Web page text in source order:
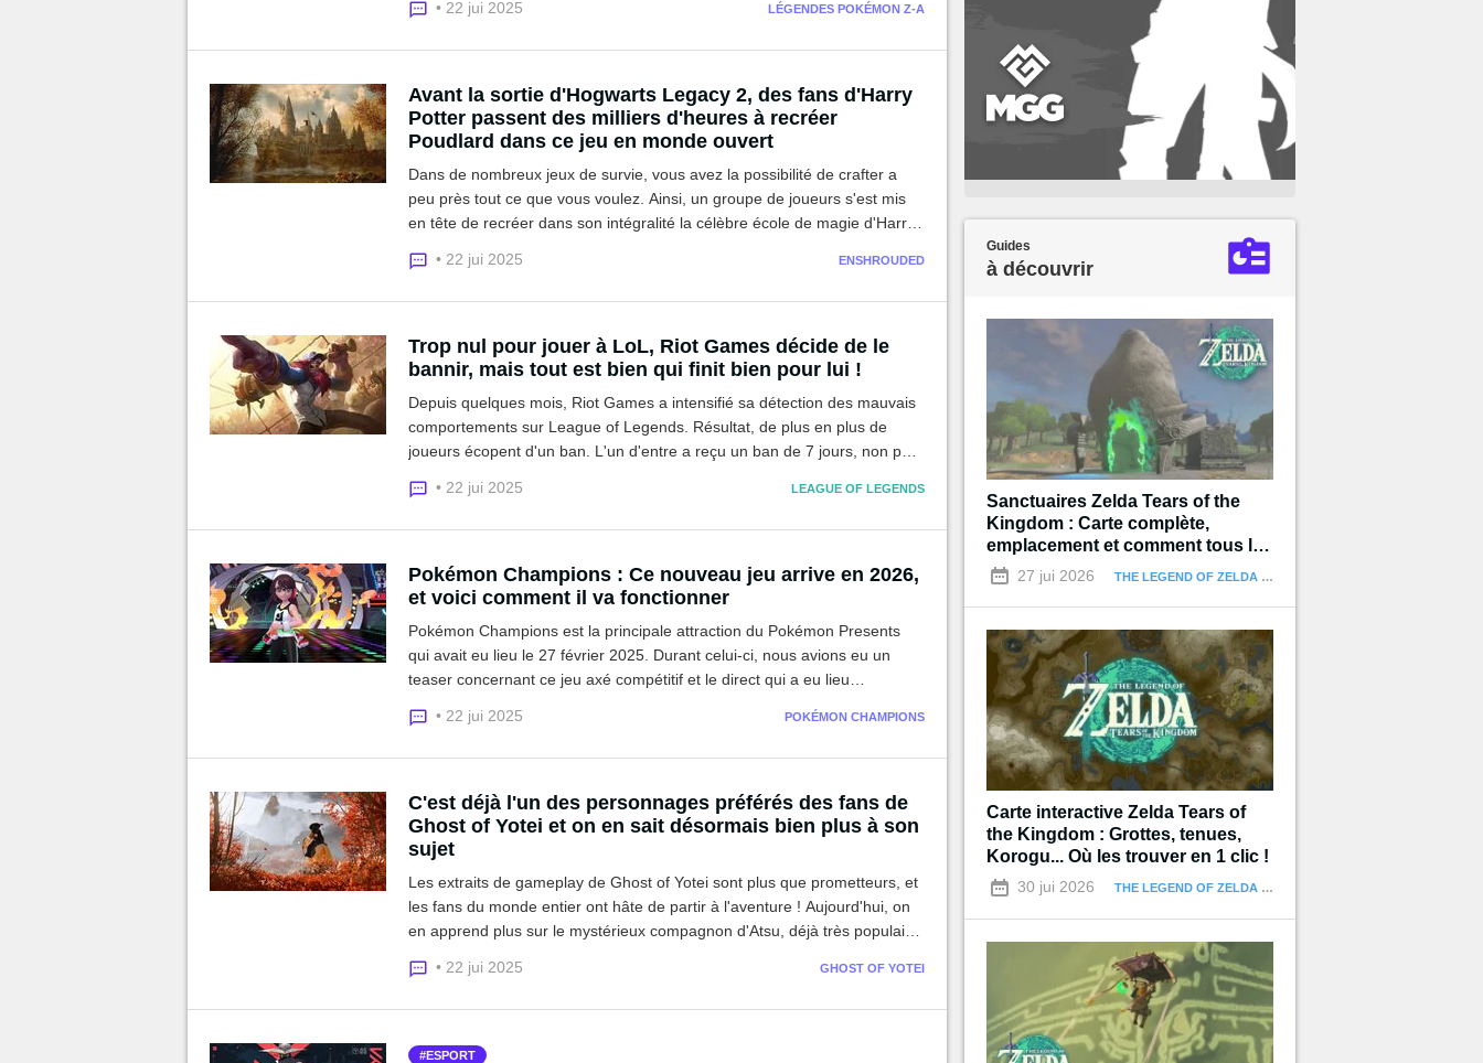
• 22 jui 2025 LÉGENDES POKÉMON Z-A
Avant la sortie d'Hogwarts Legacy 2, des fans d'Harry
Potter passent des milliers d'heures à recréer
Poudlard dans ce jeu en monde ouvert
Dans de nombreux jeux de survie, vous avez la possibilité de crafter a
peu près tout ce que vous voulez. Ainsi, un groupe de joueurs s'est mis
en tête de recréer dans son intégralité la célèbre école de magie d'Harry
• 22 jui 2025 ENSHROUDED
Trop nul pour jouer à LoL, Riot Games décide de le
bannir, mais tout est bien qui finit bien pour lui !
Depuis quelques mois, Riot Games a intensifié sa détection des mauvais
comportements sur League of Legends. Résultat, de plus en plus de
joueurs écopent d'un ban. L'un d'entre a reçu un ban de 7 jours, non pas
• 22 jui 2025 LEAGUE OF LEGENDS
Pokémon Champions : Ce nouveau jeu arrive en 2026,
et voici comment il va fonctionner
Pokémon Champions est la principale attraction du Pokémon Presents
qui avait eu lieu le 27 février 2025. Durant celui-ci, nous avions eu un
teaser concernant ce jeu axé compétitif et le direct qui a eu lieu
faut en retenir.
• 22 jui 2025 POKÉMON CHAMPIONS
C'est déjà l'un des personnages préférés des fans de
Ghost of Yotei et on en sait désormais bien plus à son
sujet
Les extraits de gameplay de Ghost of Yotei sont plus que prometteurs, et
les fans du monde entier ont hâte de partir à l'aventure ! Aujourd'hui, on
en apprend plus sur le mystérieux compagnon d'Atsu, déjà très populaire
• 22 jui 2025 GHOST OF YOTEI
ESPORT
Guides
à découvrir
Sanctuaires Zelda Tears of the
Kingdom : Carte complète,
emplacement et comment tous les
terminer
27 jui 2026 THE LEGEND OF ZELDA : TEARS OF THE KINGDOM
Carte interactive Zelda Tears of
the Kingdom : Grottes, tenues,
Korogu... Où les trouver en 1 clic !
30 jui 2026 THE LEGEND OF ZELDA : TEARS OF THE KINGDOM